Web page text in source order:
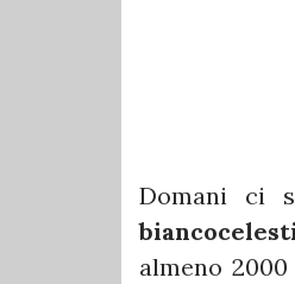
Domani ci
almeno